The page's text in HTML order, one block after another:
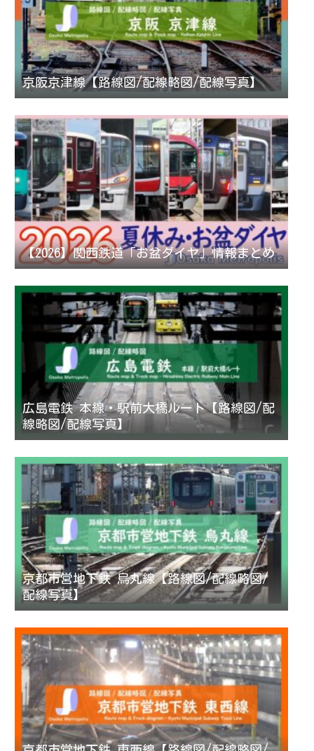
京阪京津線【路線図/配線略図/配線写真】
【2026】関西鉄道「お盆ダイヤ」情報まとめ
広島電鉄 本線・駅前大橋ルート【路線図/配
線略図/配線写真】
京都市営地下鉄 烏丸線【路線図/配線略図/
配線写真】